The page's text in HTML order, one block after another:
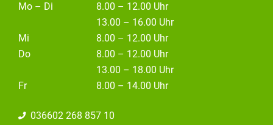
Mo – Di
8.00 – 12.00 Uhr
13.00 – 16.00 Uhr
Mi
8.00 – 12.00 Uhr
Do
8.00 – 12.00 Uhr
13.00 – 18.00 Uhr
Fr
8.00 – 14.00 Uhr
036602 268 857 10